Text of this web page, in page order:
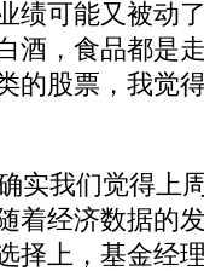
绩可能又被动
酒，食品都是
的股票，我觉
实我们觉得上
着经济数据的
择上，基金经